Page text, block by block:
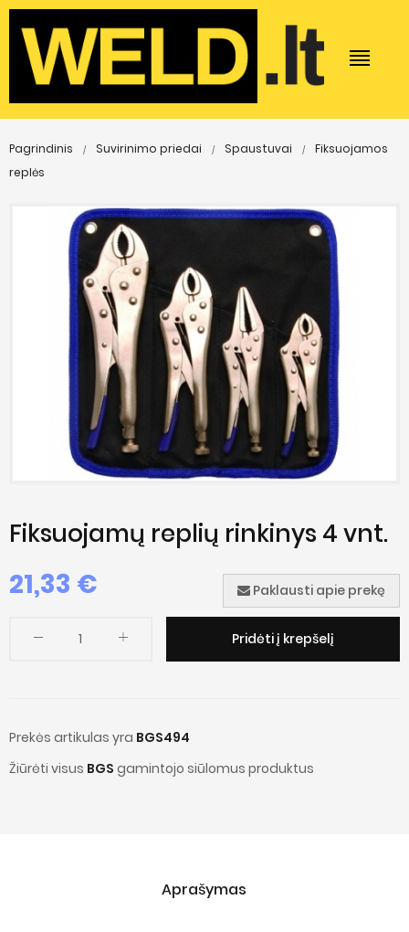
Pagrindinis Suvirinimo priedai Spaustuvai
Fiksuojamos
replės
Fiksuojamų replių rinkinys 4 vnt.
21,33 € Paklausti apie prekę
Pridėti į krepšelį
Prekės artikulas yra BGS494
Žiūrėti visus BGS gamintojo siūlomus produktus
Aprašymas